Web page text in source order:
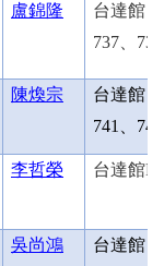
盧錦隆
台達館
737
738
陳煥宗
台達館
741
742
李哲榮 台達館
吳尚鴻
台達館